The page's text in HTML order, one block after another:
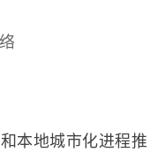
本地城市化进程推